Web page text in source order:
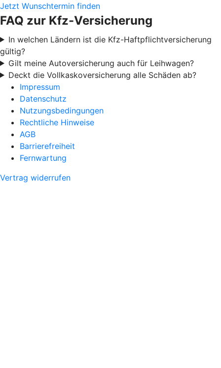
Jetzt Wunschtermin finden
FAQ zur Kfz-Versicherung
In welchen Ländern ist die Kfz-Haftpflichtversicherung
gültig?
Gilt meine Autoversicherung auch für Leihwagen?
Deckt die Vollkaskoversicherung alle Schäden ab?
Impressum
Datenschutz
Nutzungsbedingungen
Rechtliche Hinweise
AGB
Barrierefreiheit
Fernwartung
Vertrag widerrufen